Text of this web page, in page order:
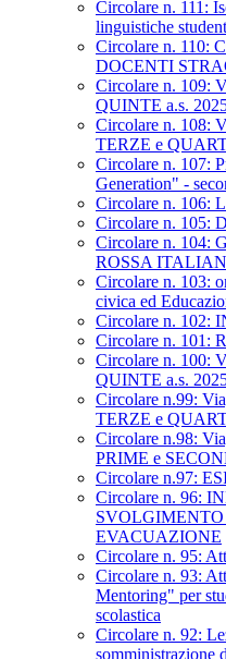
Circolare n. 111:
linguistiche
Circolare n. 110:
DOCENTI
Circolare n. 109:
QUINTE a.s.
Circolare n. 108:
TERZE e
Circolare n. 107:
Generation" -
Circolare n. 106:
Circolare n. 105:
Circolare n. 104:
ROSSA
Circolare n. 103:
civica ed
Circolare n. 102:
Circolare n. 101:
Circolare n. 100:
QUINTE a.s.
Circolare n.99:
TERZE e
Circolare n.98:
PRIME e
Circolare n.97:
Circolare n. 96:
EVACUAZIONE
Circolare n. 95:
Circolare n. 93:
Mentoring" per
scolastica
Circolare n. 92:
somministrazione